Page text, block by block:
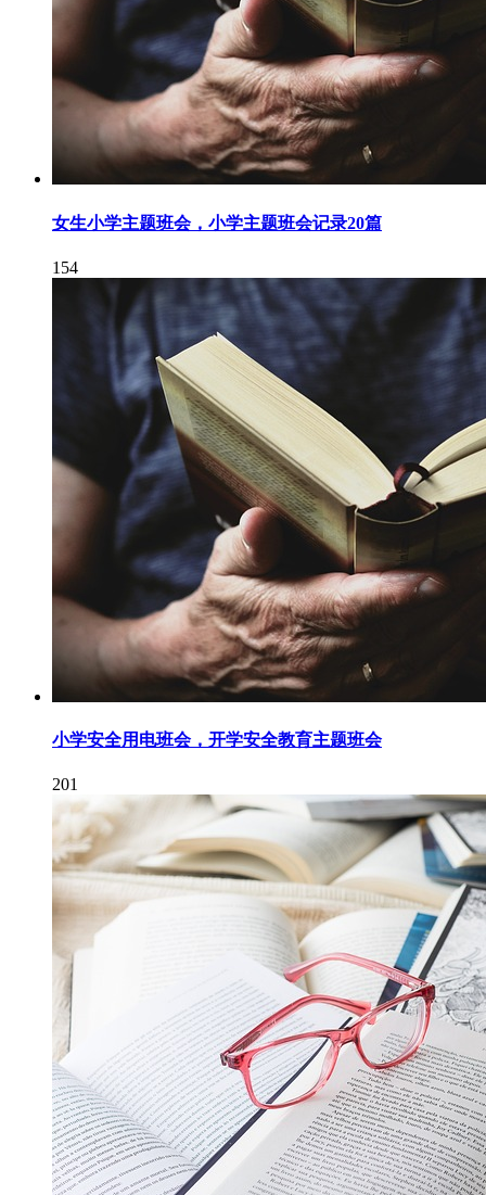
女生小学主题班会，小学主题班会记录20篇
154
小学安全用电班会，开学安全教育主题班会
201